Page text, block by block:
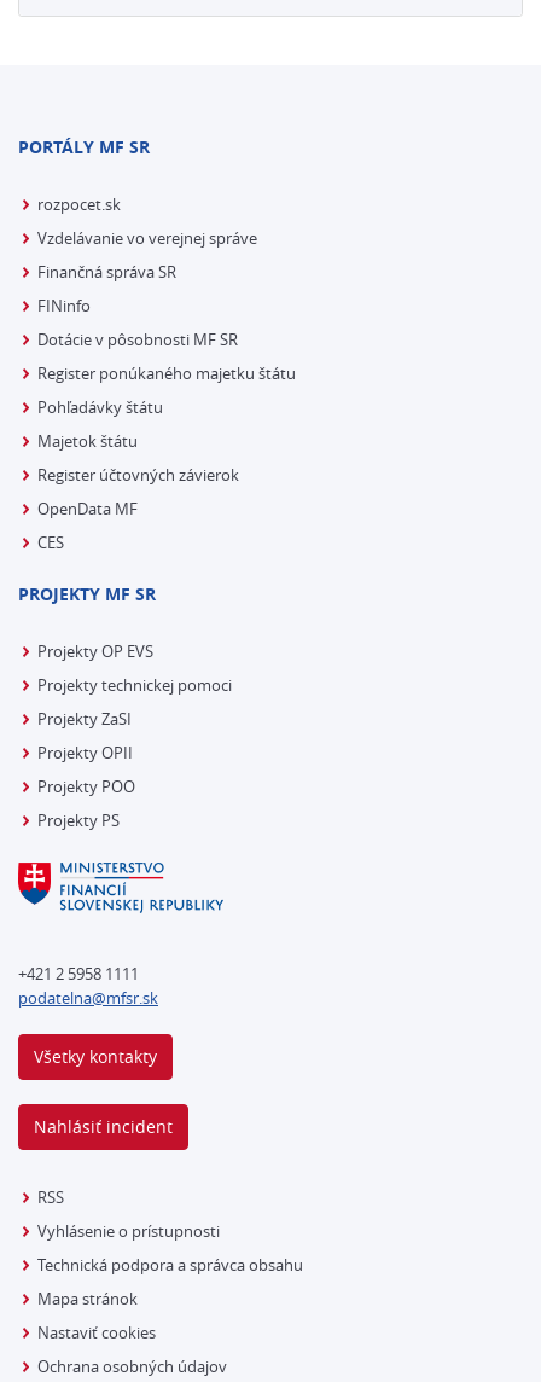
PORTÁLY MF SR
rozpocet.sk
Vzdelávanie vo verejnej správe
Finančná správa SR
FINinfo
Dotácie v pôsobnosti MF SR
Register ponúkaného majetku štátu
Pohľadávky štátu
Majetok štátu
Register účtovných závierok
OpenData MF
CES
PROJEKTY MF SR
Projekty OP EVS
Projekty technickej pomoci
Projekty ZaSI
Projekty OPII
Projekty POO
Projekty PS
+421 2 5958 1111
podatelna@mfsr.sk
Všetky kontakty
Nahlásiť incident
RSS
Vyhlásenie o prístupnosti
Technická podpora a správca obsahu
Mapa stránok
Nastaviť cookies
Ochrana osobných údajov